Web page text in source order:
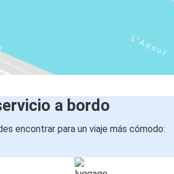
a bordo
encontrar para un viaje más cómodo: